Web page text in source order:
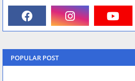
POPULAR POST